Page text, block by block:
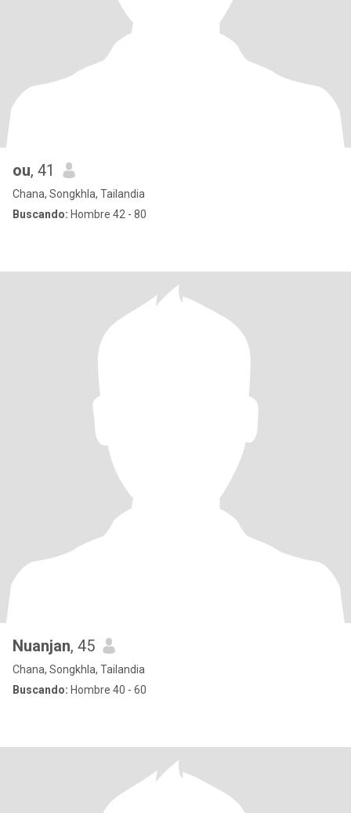
ou, 41
Chana, Songkhla, Tailandia
Buscando: Hombre 42 - 80
Nuanjan, 45
Chana, Songkhla, Tailandia
Buscando: Hombre 40 - 60